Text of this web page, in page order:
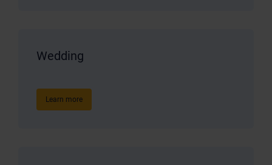
Wedding
Learn more